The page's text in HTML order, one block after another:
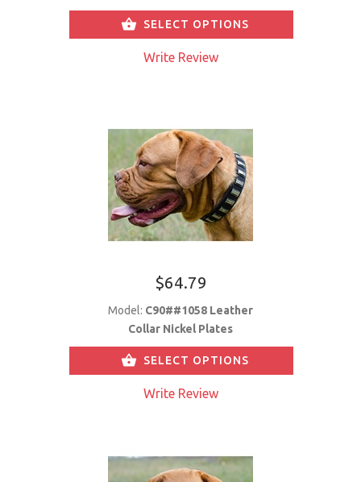
SELECT OPTIONS
Write Review
$64.79
Model: C90##1058 Leather
Collar Nickel Plates
SELECT OPTIONS
Write Review